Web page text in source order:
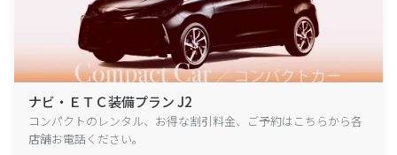
ナビ・ＥＴＣ装備プラン J2
コンパクトのレンタル、お得な割引料金、ご予約はこちらから各
店舗お電話ください。